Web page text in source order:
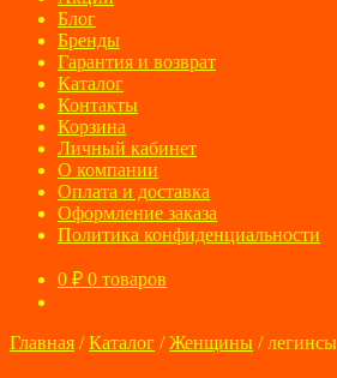
Блог
Бренды
Гарантия и возврат
Каталог
Контакты
Корзина
Личный кабинет
О компании
Оплата и доставка
Оформление заказа
Политика конфиденциальности
0 ₽ 0 товаров
Главная /Каталог /Женщины /легинсы